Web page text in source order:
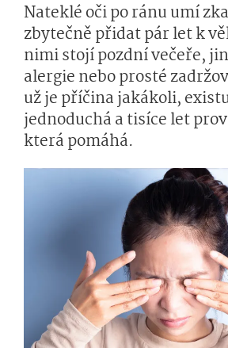
Nateklé oči po ránu umí
zbytečně přidat pár let k
nimi stojí pozdní večeře,
alergie nebo prosté
už je příčina jakákoli,
jednoduchá a tisíce let
která pomáhá.